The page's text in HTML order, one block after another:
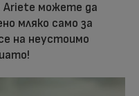
Ariete можете да
мляко само за
на неустоимо